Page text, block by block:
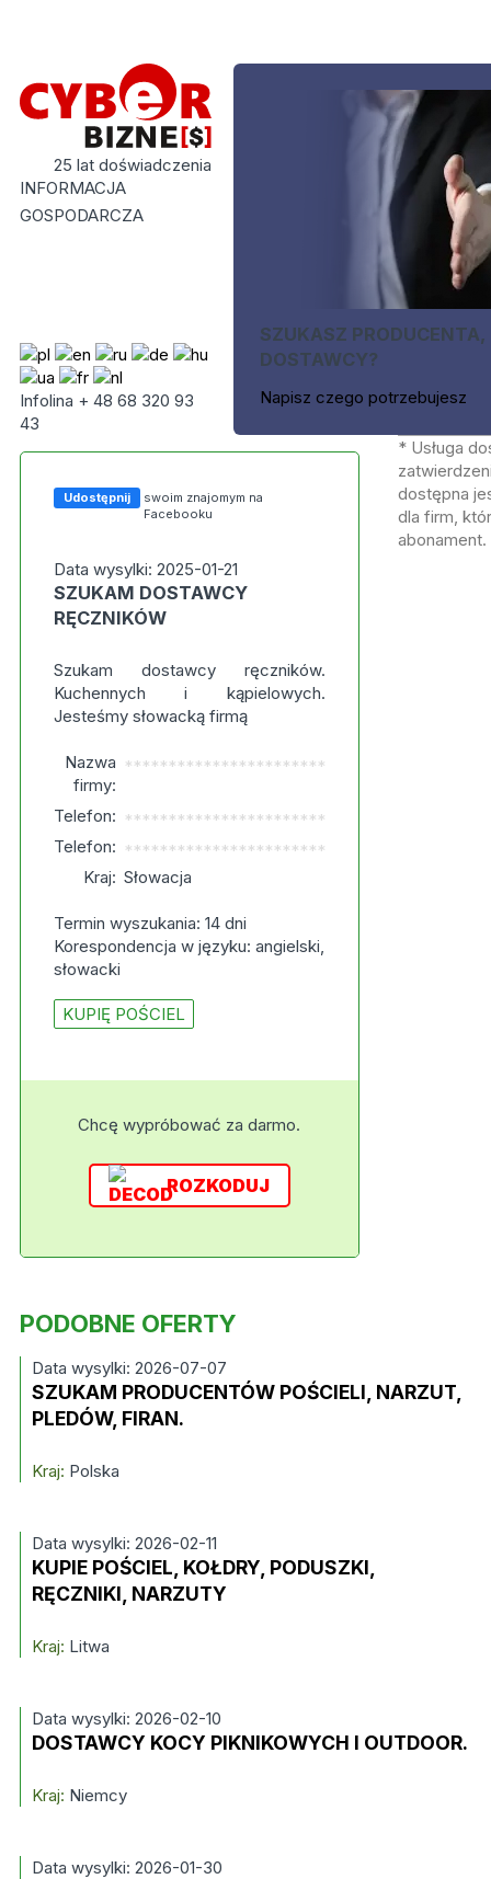
25 lat doświadczenia
INFORMACJA
GOSPODARCZA
Infolina + 48 68 320 93
43
SZUKASZ PRODUCENTA,
DOSTAWCY?
Napisz czego potrzebujesz
Udostępnij
swoim znajomym na
Facebooku
Data wysylki: 2025-01-21
SZUKAM DOSTAWCY
RĘCZNIKÓW
Szukam dostawcy ręczników.
Kuchennych i kąpielowych.
Jesteśmy słowacką firmą
Nazwa
firmy:
***********************
Telefon: ***********************
Telefon: ***********************
Kraj: Słowacja
Termin wyszukania: 14 dni
Korespondencja w języku: angielski,
słowacki
KUPIĘ POŚCIEL
Chcę wypróbować za darmo.
ROZKODUJ
* Usługa
dostępna
dla firm,
abonament.
PODOBNE OFERTY
Data wysylki: 2026-07-07
SZUKAM PRODUCENTÓW POŚCIELI, NARZUT,
PLEDÓW, FIRAN.
Kraj: Polska
Data wysylki: 2026-02-11
KUPIE POŚCIEL, KOŁDRY, PODUSZKI,
RĘCZNIKI, NARZUTY
Kraj: Litwa
Data wysylki: 2026-02-10
DOSTAWCY KOCY PIKNIKOWYCH I OUTDOOR.
Kraj: Niemcy
Data wysylki: 2026-01-30